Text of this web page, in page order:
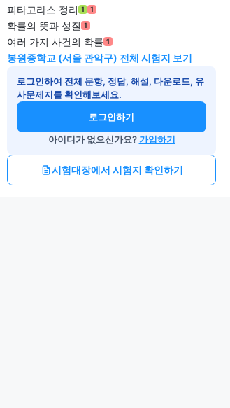
피타고라스 정리 1 1
확률의 뜻과 성질 1
여러 가지 사건의 확률 1
봉원중학교 (서울 관악구) 전체 시험지 보기
로그인하여 전체 문항, 정답, 해설, 다운로드, 유
사문제지를 확인해보세요.
로그인하기
아이디가 없으신가요?가입하기
시험대장에서 시험지 확인하기